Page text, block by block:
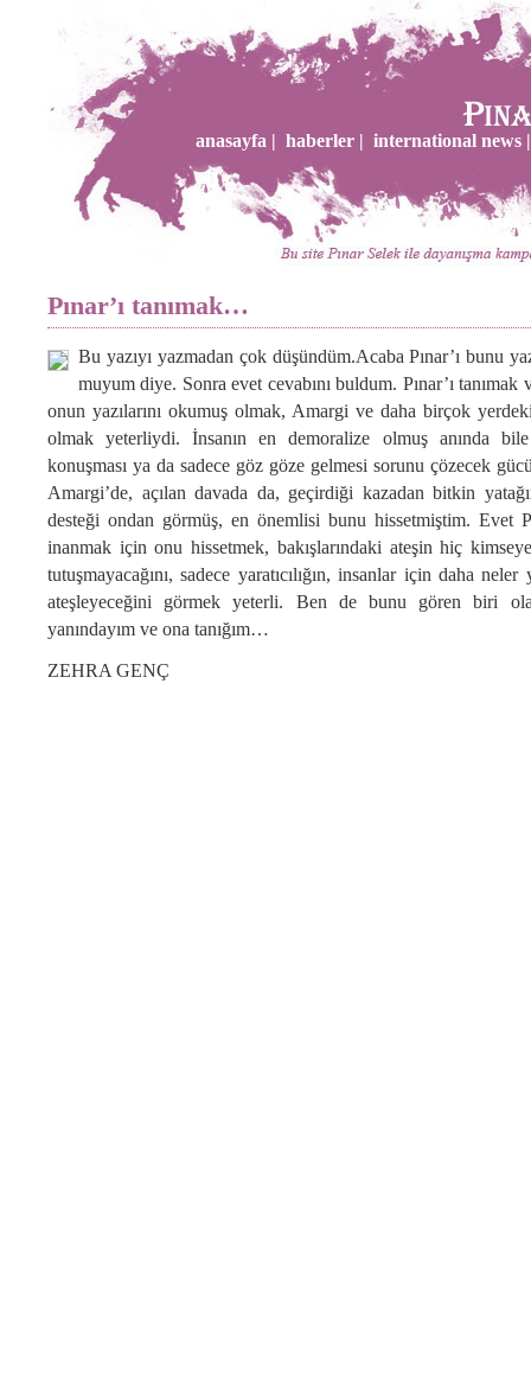
anasayfa | haberler | international news |
Pınar’ı tanımak…
Bu yazıyı yazmadan çok düşündüm.Acaba Pınar’ı bunu
muyum diye. Sonra evet cevabını buldum. Pınar’ı
onun yazılarını okumuş olmak, Amargi ve daha birçok
olmak yeterliydi. İnsanın en demoralize olmuş anında
konuşması ya da sadece göz göze gelmesi sorunu çözecek
Amargi’de, açılan davada da, geçirdiği kazadan bitkin
desteği ondan görmüş, en önemlisi bunu hissetmiştim. Evet
inanmak için onu hissetmek, bakışlarındaki ateşin hiç
tutuşmayacağını, sadece yaratıcılığın, insanlar için daha
ateşleyeceğini görmek yeterli. Ben de bunu gören biri
yanındayım ve ona tanığım…
ZEHRA GENÇ